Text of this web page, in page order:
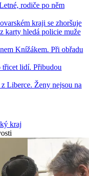
rodiče po něm
kraji se zhoršuje
karty hledá policie muže
Knížákem. Při obřadu
třicet lidí. Přibudou
Liberce. Ženy nejsou na
kraj